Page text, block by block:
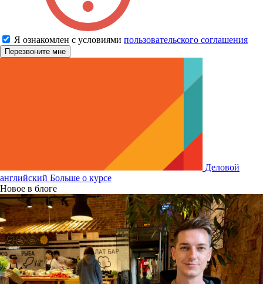
Я ознакомлен с условиями пользовательского соглашения
Деловой
английский Больше о курсе
Новое в блоге